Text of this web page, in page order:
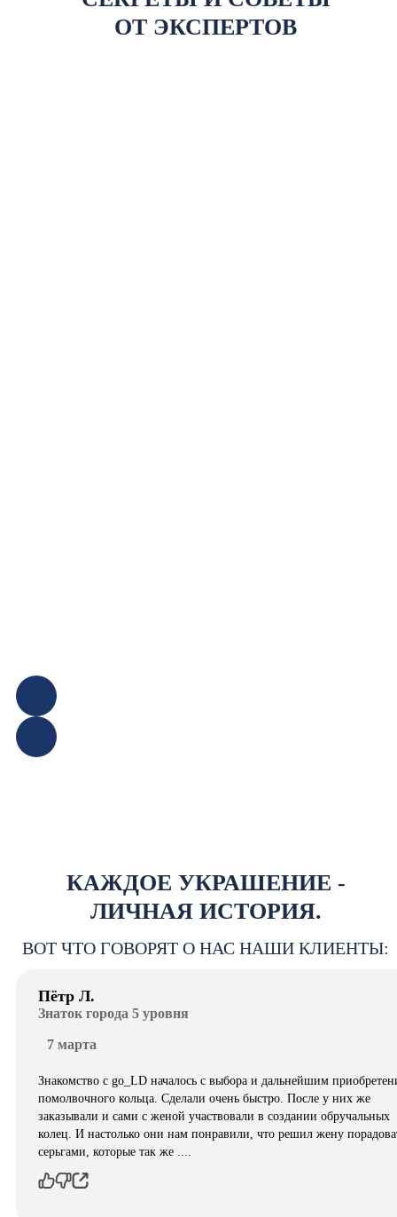
ОТ ЭКСПЕРТОВ
КАЖДОЕ УКРАШЕНИЕ -
ЛИЧНАЯ ИСТОРИЯ.
ВОТ ЧТО ГОВОРЯТ О НАС НАШИ КЛИЕНТЫ:
Пётр Л.
Знаток города 5 уровня
7 марта
Знакомство с go_LD началось с выбора и дальнейшим
помолвочного кольца. Сделали очень быстро. После у них же
заказывали и сами с женой участвовали в создании обручальных
колец. И настолько они нам понравили, что решил жену
серьгами, которые так же ....